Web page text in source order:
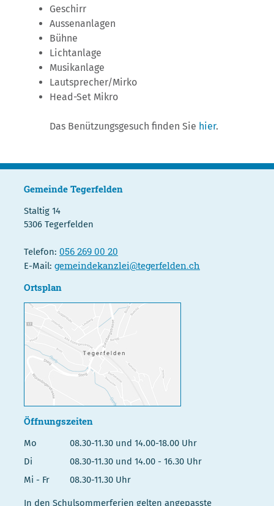
Geschirr
Aussenanlagen
Bühne
Lichtanlage
Musikanlage
Lautsprecher/Mirko
Head-Set Mikro
Das Benützungsgesuch finden Sie hier.
Gemeinde Tegerfelden
Staltig 14
5306 Tegerfelden
Telefon: 056 269 00 20
E-Mail: gemeindekanzlei@tegerfelden.ch
Ortsplan
Öffnungszeiten
Mo
08.30-11.30 und 14.00-18.00 Uhr
Di
08.30-11.30 und 14.00 - 16.30 Uhr
Mi - Fr
08.30-11.30 Uhr
In den Schulsommerferien gelten angepasste